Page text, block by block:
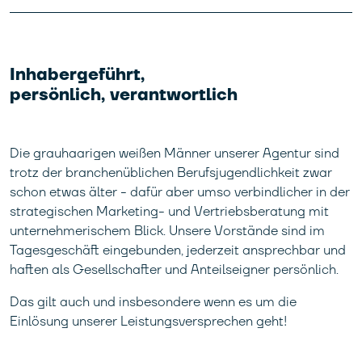
Inhabergeführt,
persönlich, verantwortlich
Die grauhaarigen weißen Männer unserer Agentur sind
trotz der branchenüblichen Berufsjugendlichkeit zwar
schon etwas älter - dafür aber umso verbindlicher in der
strategischen Marketing- und Vertriebsberatung mit
unternehmerischem Blick. Unsere Vorstände sind im
Tagesgeschäft eingebunden, jederzeit ansprechbar und
haften als Gesellschafter und Anteilseigner persönlich.
Das gilt auch und insbesondere wenn es um die
Einlösung unserer Leistungsversprechen geht!